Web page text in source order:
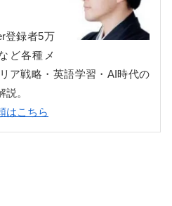
登録者5万
ど各種メ
ア戦略・英語学習・AI時代の
。
はこちら